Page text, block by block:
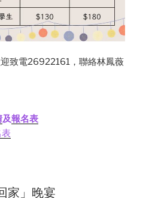
致電26922161，聯絡林鳳薇
及報名表
家」晚宴